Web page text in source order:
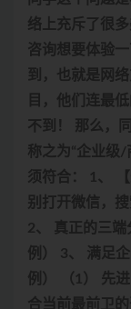
络上充斥了很
咨询想要体验
到，也就是网
目，他们连最
不到！ 那么，
称之为“企业级/
须符合： 1、
别打开微信，搜
2、 真正的三
例） 3、 满足
例） （1） 先
合当前最前卫